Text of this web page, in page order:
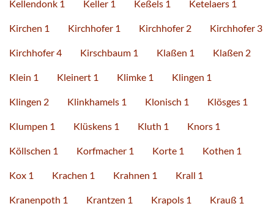
Kellendonk 1 Keller 1 Keßels 1 Ketelaers 1
Kirchen 1 Kirchhofer 1 Kirchhofer 2 Kirchhofer 3
Kirchhofer 4 Kirschbaum 1 Klaßen 1 Klaßen 2
Klein 1 Kleinert 1 Klimke 1 Klingen 1
Klingen 2 Klinkhamels 1 Klonisch 1 Klösges 1
Klumpen 1 Klüskens 1 Kluth 1 Knors 1
Köllschen 1 Korfmacher 1 Korte 1 Kothen 1
Kox 1 Krachen 1 Krahnen 1 Krall 1
Kranenpoth 1 Krantzen 1 Krapols 1 Krauß 1